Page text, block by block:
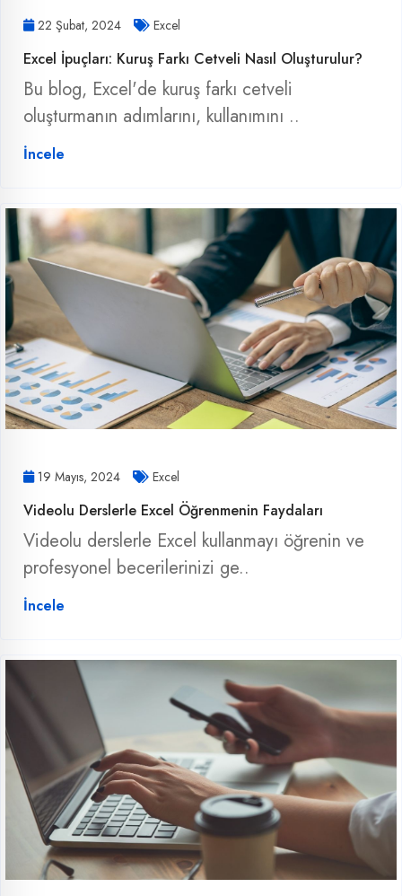
22 Şubat, 2024 Excel
Excel İpuçları: Kuruş Farkı Cetveli Nasıl Oluşturulur?
Bu blog, Excel'de kuruş farkı cetveli
oluşturmanın adımlarını, kullanımını ..
İncele
19 Mayıs, 2024 Excel
Videolu Derslerle Excel Öğrenmenin Faydaları
Videolu derslerle Excel kullanmayı öğrenin ve
profesyonel becerilerinizi ge..
İncele